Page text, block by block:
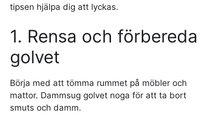
tipsen hjälpa dig att lyckas.
1. Rensa och förbereda
golvet
Börja med att tömma rummet på möbler och
mattor. Dammsug golvet noga för att ta bort
smuts och damm.